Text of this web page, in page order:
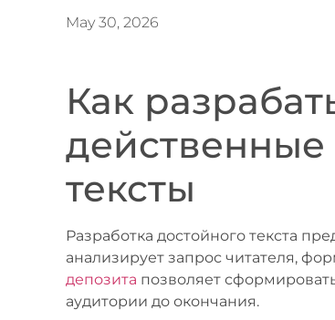
May 30, 2026
Как
действенные
тексты
Разработка достойного текста
анализирует запрос читателя,
депозита позволяет
аудитории до окончания.